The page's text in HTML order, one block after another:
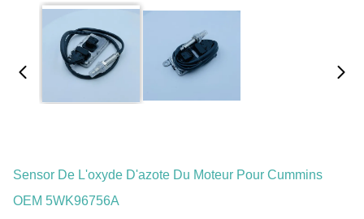
Sensor De L'oxyde D'azote Du Moteur Pour Cummins
OEM 5WK96756A